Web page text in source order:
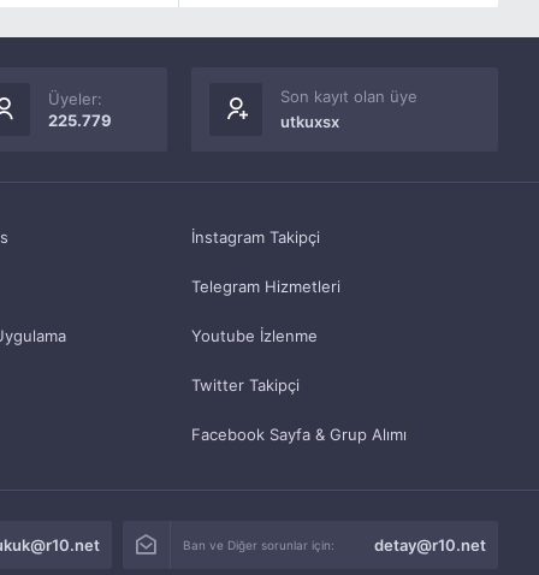
Üyeler:
225.779
Son kayıt olan üye
utkuxsx
İnstagram Takipçi
Telegram Hizmetleri
Youtube İzlenme
Twitter Takipçi
Facebook Sayfa & Grup Alımı
Ban ve Diğer sorunlar için: detay@r10.net